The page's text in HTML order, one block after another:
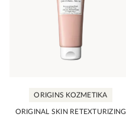
ORIGINS KOZMETIKA
ORIGINAL SKIN RETEXTURIZING